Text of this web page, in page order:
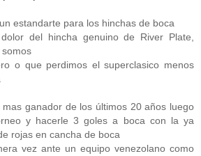
estandarte para los hinchas de boca
del hincha genuino de River Plate,
o que perdimos el superclasico menos
ganador de los últimos 20 años luego
y hacerle 3 goles a boca con la ya
rojas en cancha de boca
vez ante un equipo venezolano como